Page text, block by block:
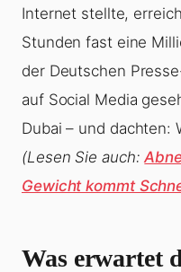
Internet stellte,
Stunden fast eine
der Deutschen
auf Social Media
Dubai – und dachten:
(Lesen Sie auch:
Gewicht kommt
Was erwartet